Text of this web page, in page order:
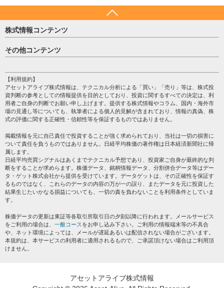
株式情報コンテンツ
日経平均
売買シグナル
株テーマ情報
海外市況
投資カレンダー
格付け情報
その他コンテンツ
個人情報保護方針
プライバシーポリシー
会社案内
サイトマップ
過去データ
【利用規約】
アセットアライブ株式情報は、テクニカル分析による「買い」「売り」等は、株式投
資判断の参考としての情報提供を目的としており、投資に関するすべての決定は、利
用者ご自身の判断でお願い申し上げます。提供する株式情報やコラム、国内・海外市
場の見通し等についても、執筆者による個人的見解が含まれており、情報の真偽、株
式の評価に関する正確性・信頼性等を保証するものではありません。
掲載情報を元に自己責任で投資することが強く求められており、当社は一切の損害に
ついて責任を負うものではありません。日経平均株価の著作権は日本経済新聞社に帰
属します。
日経平均売買シグナルはあくまでテクニカル予想であり、投資家ご自身が最終的な判
断をすることが求めらます。株価データ、銘柄情報データ、分割併合データ等はデー
タ・ゲット株式会社から提供を受けています。データゲットは、その正確性を保証す
るものではなく、これらのデータの内容の万が一の誤り、またデータを元に投資した
結果生じたいかなる損益についても、一切の責を負わないことを利用条件としていま
す。
株価データの更新は東証等各取引所取引日の夕刻以降に行われます。メールサービス
をご利用の場合は、 一般コース をお申し込み下さい。ご利用の情報端末等の不具合
や、ネット環境によっては、メールが遅延あるいは配信されない場合がございます。
本規約は、本サービスの利用者に適用されるもので、ご承諾頂けない場合はご利用頂
けません。
アセットアライブ株式情報